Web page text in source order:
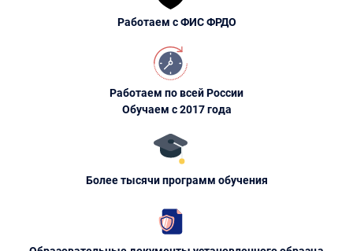
Работаем с ФИС ФРДО
Работаем по всей России
Обучаем с 2017 года
Более тысячи программ обучения